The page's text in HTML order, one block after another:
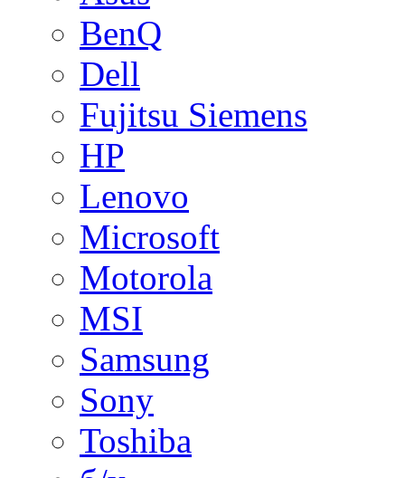
BenQ
Dell
Fujitsu Siemens
HP
Lenovo
Microsoft
Motorola
MSI
Samsung
Sony
Toshiba